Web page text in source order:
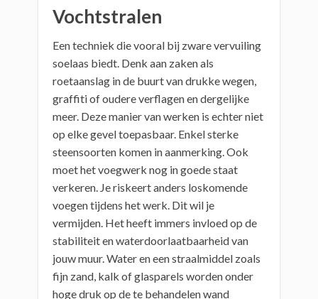
Vochtstralen
Een techniek die vooral bij zware vervuiling
soelaas biedt. Denk aan zaken als
roetaanslag in de buurt van drukke wegen,
graffiti of oudere verflagen en dergelijke
meer. Deze manier van werken is echter niet
op elke gevel toepasbaar. Enkel sterke
steensoorten komen in aanmerking. Ook
moet het voegwerk nog in goede staat
verkeren. Je riskeert anders loskomende
voegen tijdens het werk. Dit wil je
vermijden. Het heeft immers invloed op de
stabiliteit en waterdoorlaatbaarheid van
jouw muur. Water en een straalmiddel zoals
fijn zand, kalk of glasparels worden onder
hoge druk op de te behandelen wand